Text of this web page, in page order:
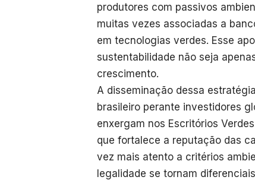
produtores com passivos
muitas vezes associadas a
em tecnologias verdes. Esse
sustentabilidade não seja
crescimento.
A disseminação dessa
brasileiro perante investidores
enxergam nos Escritórios
que fortalece a reputação das
vez mais atento a critérios
legalidade se tornam